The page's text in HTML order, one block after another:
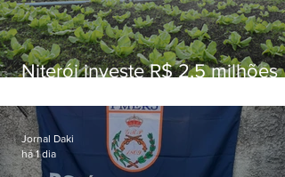
Niterói investe R$ 2,5 milhões
familiar para merenda escolar
Jornal Daki
há 1 dia